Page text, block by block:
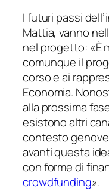
I futuri passi
Mattia, vanno
nel progetto: «È
comunque il
corso e ai
Economia.
alla prossima
esistono altri
contesto
avanti questa
con forme di
crowdfunding».